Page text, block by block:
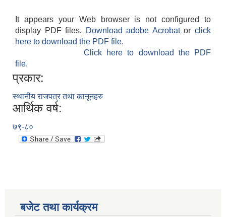
It appears your Web browser is not configured to
display PDF files.
Download adobe Acrobatorclick
here to download the PDF file.
Click here to download the PDF
file.
प्रकार:
स्थानीय राजपत्र तथा कानूनहरु
आर्थिक वर्ष:
७९-८०
बजेट तथा कार्यक्रम